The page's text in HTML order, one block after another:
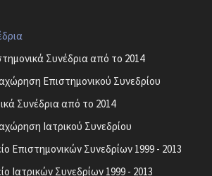
Συνέδρια από το 2014
Επιστημονικού Συνεδρίου
Συνέδρια από το 2014
Ιατρικού Συνεδρίου
Επιστημονικών Συνεδρίων 1999 - 2013
Ιατρικών Συνεδρίων 1999 - 2013